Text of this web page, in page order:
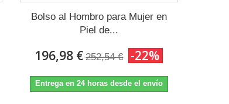
Bolso al Hombro para Mujer en
Piel de...
196,98 € 252,54 € -22%
Entrega en 24 horas desde el envío